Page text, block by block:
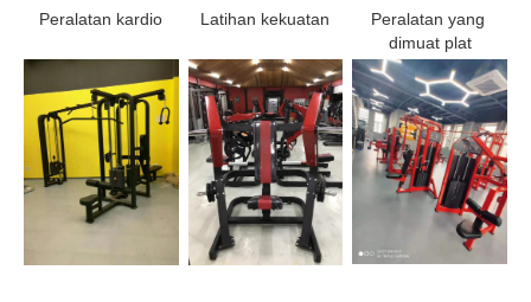
Peralatan kardio Latihan kekuatan
Peralatan yang
dimuat plat